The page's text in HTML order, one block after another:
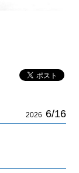
2026 6/16